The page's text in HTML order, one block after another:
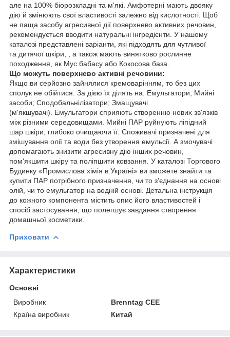
але на 100% біорозкладні та м'які. Амфотерні мають двояку
дію й змінюють свої властивості залежно від кислотності. Щоб
не паща засобу агресивної дії поверхнево активних речовин,
рекомендується вводити натуральні інгредієнти. У нашому
каталозі представлені варіанти, які підходять для чутливої
та дитячої шкіри, , а також мають винятково рослинне
походження, як Мус бабасу або Кокосова база.
Що можуть поверхнево активні речовини:
Якщо ви серйозно зайнялися кремоварінням, то без цих
сполук не обійтися. За дією їх ділять на: Емульгатори; Мийні
засоби; Сподобальнілізатори; Змащувачі
(м'якшувачі). Емульгатори сприяють створенню нових зв'язків
між різними середовищами. Мийні ПАР руйнують ліпідний
шар шкіри, глибоко очищаючи її. Споживачі призначені для
змішування олії та води без утворення емульсії. А змочувачі
допомагають знизити агресивну дію інших речовин,
пом'якшити шкіру та поліпшити ковзання. У каталозі Торгового
Будинку «Промислова хімія в Україні» ви зможете знайти та
купити ПАР потрібного призначення, чи то з'єднання на основі
олій, чи то емульгатор на водній основі. Детальна інструкція
до кожного компонента містить опис його властивостей і
спосіб застосування, що полегшує завдання створення
домашньої косметики.
Приховати
Характеристики
Основні
Виробник
Brenntag CEE
Країна виробник
Китай